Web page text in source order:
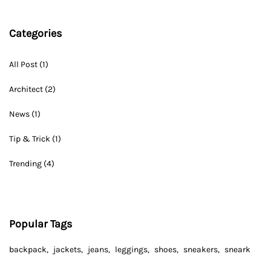
Categories
All Post (1)
Architect (2)
News (1)
Tip & Trick (1)
Trending (4)
Popular Tags
backpack jackets jeans leggings shoes sneakers sneark